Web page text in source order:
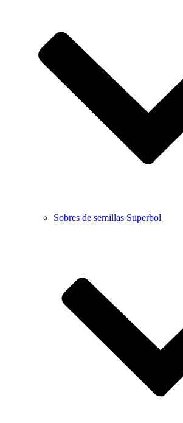
Sobres de semillas Superbol